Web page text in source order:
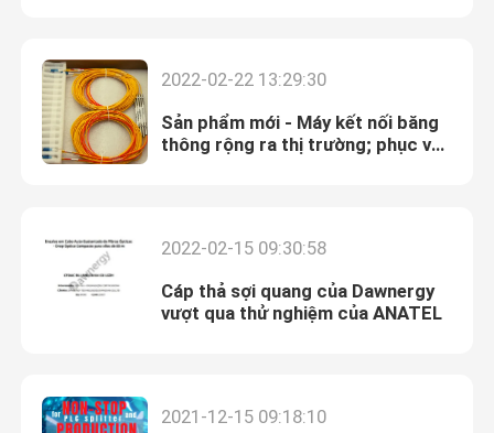
2022-02-22 13:29:30
Sản phẩm mới - Máy kết nối băng
thông rộng ra thị trường; phục vụ
2022-02-15 09:30:58
Cáp thả sợi quang của Dawnergy
vượt qua thử nghiệm của ANATEL
2021-12-15 09:18:10